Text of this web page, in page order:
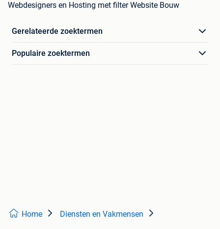
Webdesigners en Hosting met filter Website Bouw
Gerelateerde zoektermen
Populaire zoektermen
Home Diensten en Vakmensen